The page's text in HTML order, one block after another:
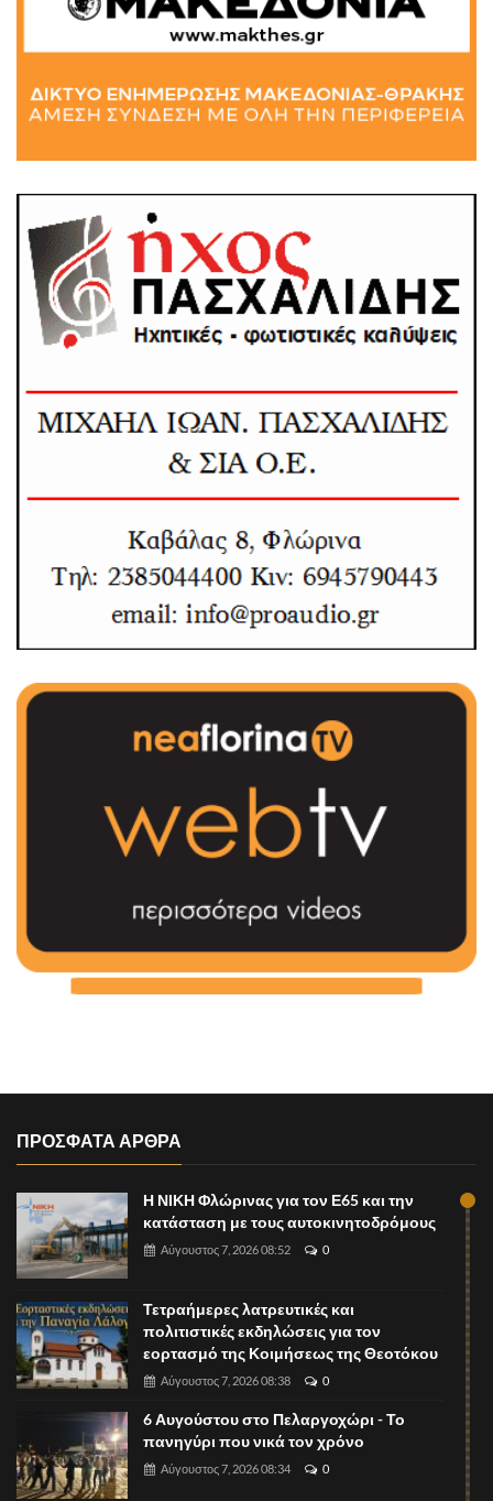
ΠΡΟΣΦΑΤΑ ΑΡΘΡΑ
Η ΝΙΚΗ Φλώρινας για τον Ε65 και την
κατάσταση με τους αυτοκινητοδρόμους
Αύγουστος 7, 2026 08:52 0
Τετραήμερες λατρευτικές και
πολιτιστικές εκδηλώσεις για τον
εορτασμό της Κοιμήσεως της Θεοτόκου
Αύγουστος 7, 2026 08:38 0
6 Αυγούστου στο Πελαργοχώρι - Το
πανηγύρι που νικά τον χρόνο
Αύγουστος 7, 2026 08:34 0